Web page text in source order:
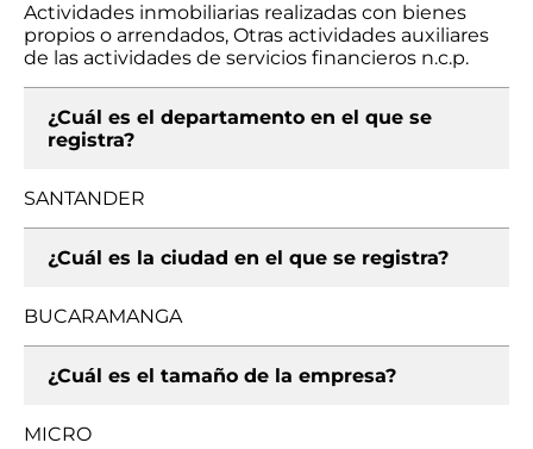
Actividades inmobiliarias realizadas con bienes
propios o arrendados, Otras actividades auxiliares
de las actividades de servicios financieros n.c.p.
¿Cuál es el departamento en el que se
registra?
SANTANDER
¿Cuál es la ciudad en el que se registra?
BUCARAMANGA
¿Cuál es el tamaño de la empresa?
MICRO